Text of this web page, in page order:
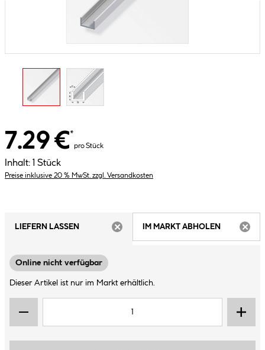
7.29 €*
pro Stück
Inhalt: 1 Stück
Preise inklusive 20 % MwSt. zzgl. Versandkosten
LIEFERN LASSEN
IM MARKT ABHOLEN
Online nicht verfügbar
Dieser Artikel ist nur im Markt erhältlich.